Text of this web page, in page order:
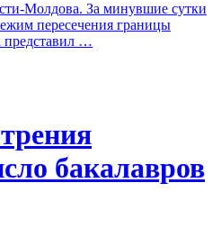
Молдова. За минувшие сутки
пересечения границы
…
бакалавров